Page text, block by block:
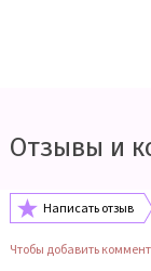
Отзывы и
Написать отзыв
Чтобы добавить